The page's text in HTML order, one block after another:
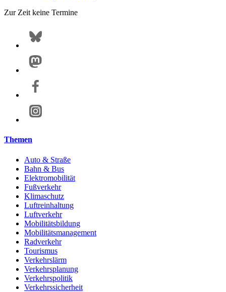
Zur Zeit keine Termine
Themen
Auto & Straße
Bahn & Bus
Elektromobilität
Fußverkehr
Klimaschutz
Luftreinhaltung
Luftverkehr
Mobilitätsbildung
Mobilitätsmanagement
Radverkehr
Tourismus
Verkehrslärm
Verkehrsplanung
Verkehrspolitik
Verkehrssicherheit